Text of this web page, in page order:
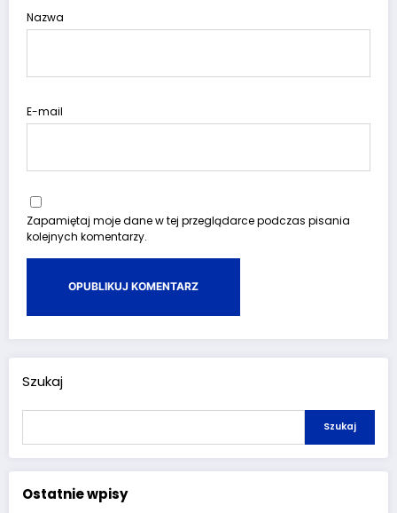
Nazwa
E-mail
Zapamiętaj moje dane w tej przeglądarce podczas pisania
kolejnych komentarzy.
Szukaj
Szukaj
Ostatnie wpisy